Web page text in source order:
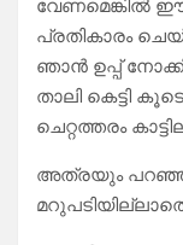
വേണമെങ്കിൽ
പ്രതികാരം
ഞാൻ ഉപ്പ്
താലി കെട്ടി
ചെറ്റത്തരം
അത്രയും